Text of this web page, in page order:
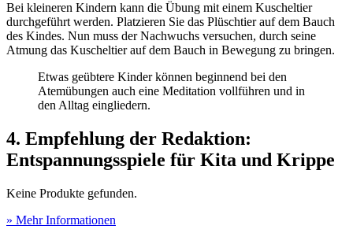
Bei kleineren Kindern kann die Übung mit einem Kuscheltier
durchgeführt werden. Platzieren Sie das Plüschtier auf dem Bauch
des Kindes. Nun muss der Nachwuchs versuchen, durch seine
Atmung das Kuscheltier auf dem Bauch in Bewegung zu bringen.
Etwas geübtere Kinder können beginnend bei den
Atemübungen auch eine Meditation vollführen und in
den Alltag eingliedern.
4. Empfehlung der Redaktion:
Entspannungsspiele für Kita und Krippe
Keine Produkte gefunden.
» Mehr Informationen